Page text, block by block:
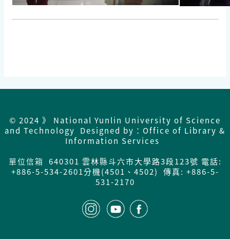
© 2024 》 National Yunlin University of Science
and Technology Designed by：Office of Library &
Information Services
單位信箱 640301 雲林縣斗六市大學路3段123號 電話:
+886-5-534-2601分機(4501、4502) 傳真: +886-5-
531-2170